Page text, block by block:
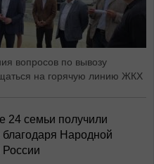
вопросов по вывозу
на горячую линию ЖКХ
24 семьи получили
Народной